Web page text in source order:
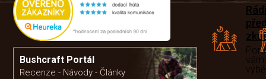
Bushcraft Portál
Recenze - Návody - Články
Rádi
vám